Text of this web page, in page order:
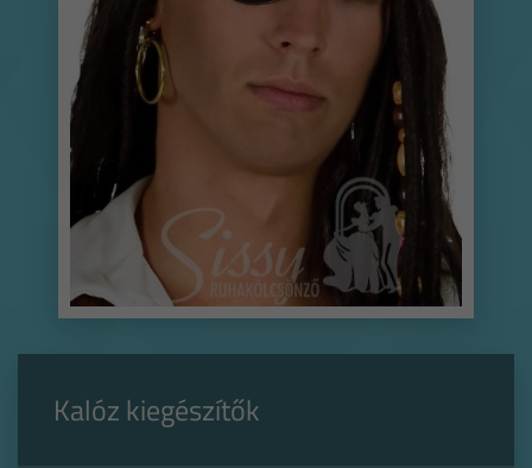
Kalóz kiegészítők